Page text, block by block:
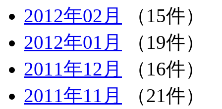
2012年02月
（15件）
2012年01月
（19件）
2011年12月
（16件）
2011年11月
（21件）